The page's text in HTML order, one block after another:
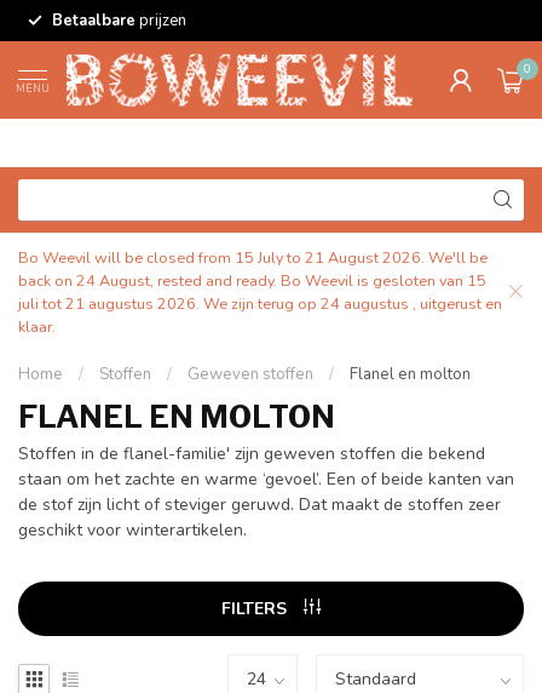
Betaalbare prijzen
MENU
0
Bo Weevil will be closed from 15 July to 21 August 2026. We'll be
back on 24 August, rested and ready. Bo Weevil is gesloten van 15
juli tot 21 augustus 2026. We zijn terug op 24 augustus , uitgerust en
klaar.
Home / Stoffen / Geweven stoffen / Flanel en molton
FLANEL EN MOLTON
Stoffen in de flanel-familie' zijn geweven stoffen die bekend
staan om het zachte en warme ‘gevoel’. Een of beide kanten van
de stof zijn licht of steviger geruwd. Dat maakt de stoffen zeer
geschikt voor winterartikelen.
FILTERS